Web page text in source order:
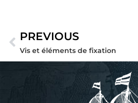
Précédent
PREVIOUS
Vis et éléments de fixation